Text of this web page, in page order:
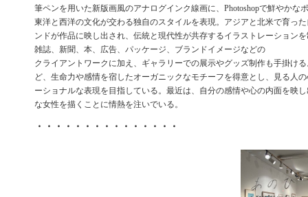
筆ペンを用いた新版画風のアナログインク線画に、Photoshopで鮮やかな
東洋と西洋の文化が交わる独自のスタイルを表現。アジアと北米で育っ
ンドが作品に映し出され、伝統と現代性が共存するイラストレーション
雑誌、新聞、本、広告、パッケージ、ブランドイメージなどの
クライアントワークに加え、ギャラリーでの展示やグッズ制作も手掛け
ど、生命力や感情を宿したオーガニックなモチーフを得意とし、見る人
ーショナルな表現を目指している。最近は、自分の感情や心の内面を映
な女性を描くことに情熱を注いでいる。
・・・・・・・・・・・・・・・